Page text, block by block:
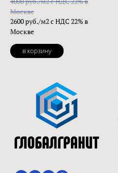
Москве
2600 руб./м2 с НДС 22% в
Москве
в корзину